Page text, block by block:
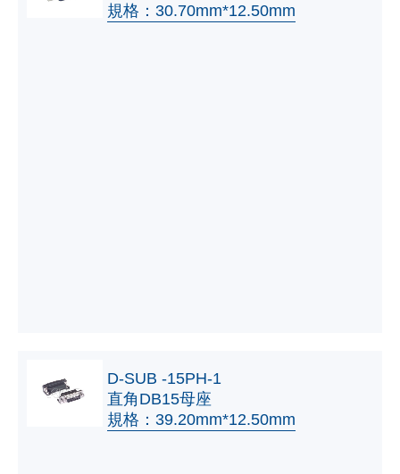
規格：30.70mm*12.50mm
D-SUB -15PH-1
直角DB15母座
規格：39.20mm*12.50mm